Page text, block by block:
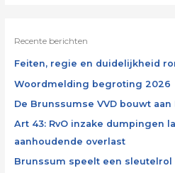
Recente berichten
Feiten, regie en duidelijkheid
Woordmelding begroting 2026
De Brunssumse VVD bouwt
Art 43: RvO inzake dumpingen
aanhoudende overlast
Brunssum speelt een